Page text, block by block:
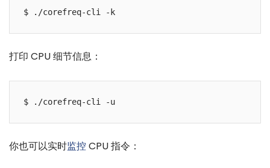
打印 CPU 细节信息：
你也可以实时监控CPU 指令：